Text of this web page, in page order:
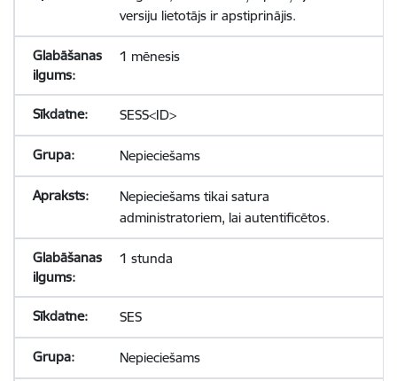
versiju lietotājs ir apstiprinājis.
1 mēnesis
SESS<ID>
Nepieciešams
Nepieciešams tikai satura
administratoriem, lai autentificētos.
1 stunda
SES
Nepieciešams